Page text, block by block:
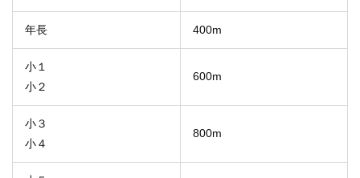
年長 400m
小１
小２
600m
小３
小４
800m